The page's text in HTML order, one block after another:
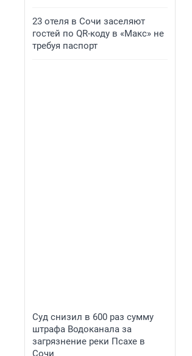
23 отеля в Сочи заселяют
гостей по QR-коду в «Макс» не
требуя паспорт
Суд снизил в 600 раз сумму
штрафа Водоканала за
загрязнение реки Псахе в
Сочи